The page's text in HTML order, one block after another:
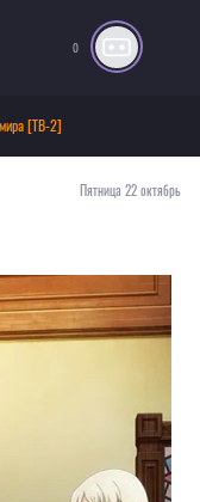
0
[ТВ-2]
Пятница 22 октябрь